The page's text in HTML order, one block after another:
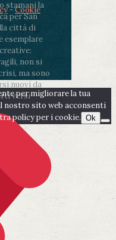
stamani la
per San
città di
esemplare
non si
ma sono
nuovi da
versi
-Cookie
per migliorare la tua
nostro sito web acconsenti
policy per i cookie. Ok